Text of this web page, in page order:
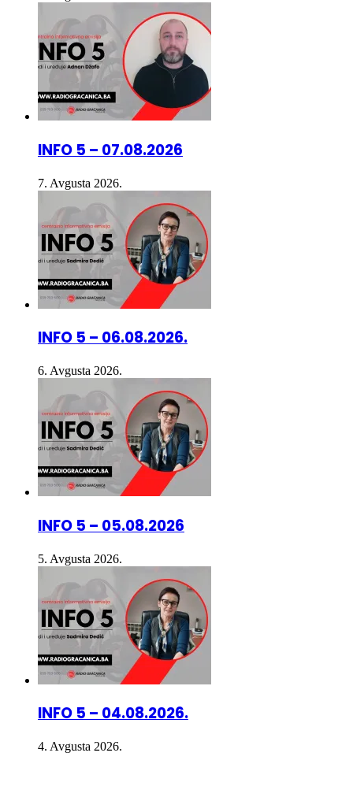
INFO 5 – 07.08.2026
7. Avgusta 2026.
INFO 5 – 06.08.2026.
6. Avgusta 2026.
INFO 5 – 05.08.2026
5. Avgusta 2026.
INFO 5 – 04.08.2026.
4. Avgusta 2026.